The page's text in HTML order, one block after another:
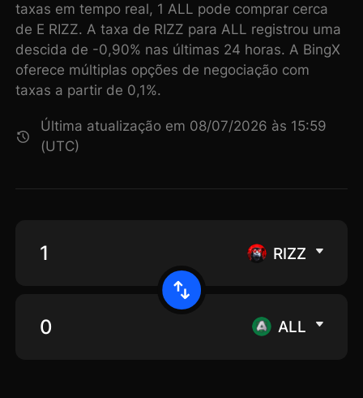
taxas em tempo real, 1 ALL pode comprar cerca
de E RIZZ. A taxa de RIZZ para ALL registrou uma
descida de -0,90% nas últimas 24 horas. A BingX
oferece múltiplas opções de negociação com
taxas a partir de 0,1%.
Última atualização em 08/07/2026 às 15:59
(UTC)
RIZZ
ALL